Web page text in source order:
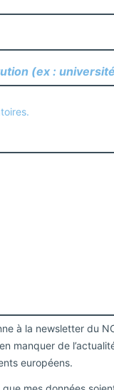
à la newsletter du
manquer de
européens.